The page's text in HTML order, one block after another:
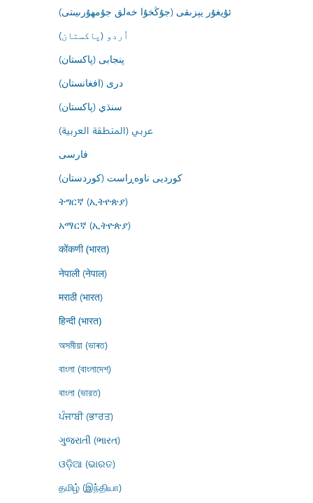
ئۇيغۇر يېزىقى (جۇڭخۇا خەلق جۇمھۇرىيىتى)
اُردو (پاکستان)
پنجابی (پاکستان)
درى (افغانستان)
سنڌي (پاکستان)
عربي (المنطقة العربية)
فارسى
کوردیی ناوەڕاست (کوردستان)
ትግርኛ (ኢትዮጵያ)
አማርኛ (ኢትዮጵያ)
कोंकणी (भारत)
नेपाली (नेपाल)
मराठी (भारत)
हिन्दी (भारत)
অসমীয়া (ভাৰত)
বাংলা (বাংলাদেশ)
বাংলা (ভারত)
ਪੰਜਾਬੀ (ਭਾਰਤ)
ગુજરાતી (ભારત)
ଓଡ଼ିଆ (ଭାରତ)
தமிழ் (இந்தியா)